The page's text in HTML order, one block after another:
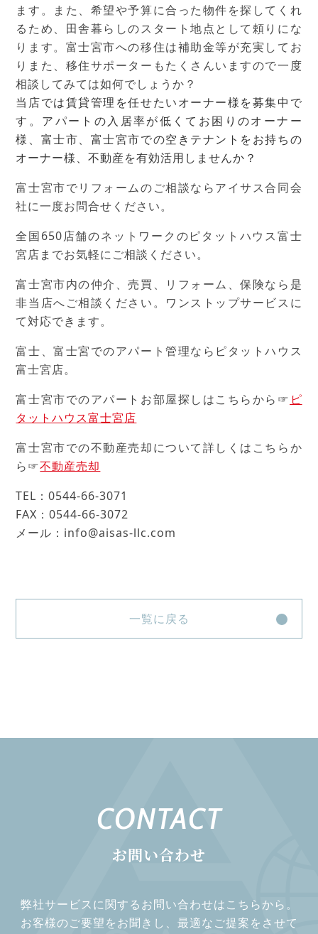
ます。また、希望や予算に合った物件を探してくれ
るため、田舎暮らしのスタート地点として頼りにな
ります。富士宮市への移住は補助金等が充実してお
りまた、移住サポーターもたくさんいますので一度
相談してみては如何でしょうか？
当店では賃貸管理を任せたいオーナー様を募集中で
す。アパートの入居率が低くてお困りのオーナー
様、富士市、富士宮市での空きテナントをお持ちの
オーナー様、不動産を有効活用しませんか？
富士宮市でリフォームのご相談ならアイサス合同会
社に一度お問合せください。
全国650店舗のネットワークのピタットハウス富士
宮店までお気軽にご相談ください。
富士宮市内の仲介、売買、リフォーム、保険なら是
非当店へご相談ください。ワンストップサービスに
て対応できます。
富士、富士宮でのアパート管理ならピタットハウス
富士宮店。
富士宮市でのアパートお部屋探しはこちらから☞ ピ
タットハウス富士宮店
富士宮市での不動産売却について詳しくはこちらか
ら☞不動産売却
TEL：0544-66-3071
FAX：0544-66-3072
メール：info@aisas-llc.com
一覧に戻る
CONTACT
お問い合わせ
弊社サービスに関するお問い合わせはこちらから。
お客様のご要望をお聞きし、最適なご提案をさせて